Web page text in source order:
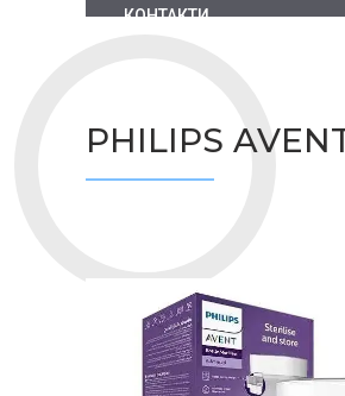
КОНТАКТИ
PHILIPS